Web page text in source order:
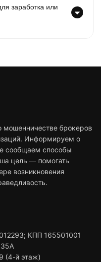
заработка или
брокеров
Информируем о
сообщаем способы
цель — помогать
возникновения
; КПП 165501001
35А
(4-й этаж)